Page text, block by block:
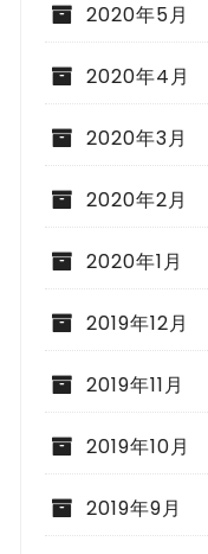
2020年5月
2020年4月
2020年3月
2020年2月
2020年1月
2019年12月
2019年11月
2019年10月
2019年9月